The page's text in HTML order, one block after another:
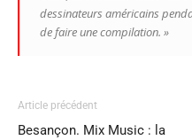
dessinateurs américains
de faire une compilation. »
Article précédent
Besançon. Mix Music : la